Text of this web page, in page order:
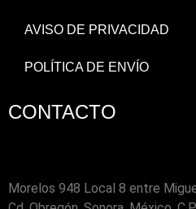
AVISO DE PRIVACIDAD
POLÍTICA DE ENVÍO
CONTACTO
Morelos 948 Local 8 entre